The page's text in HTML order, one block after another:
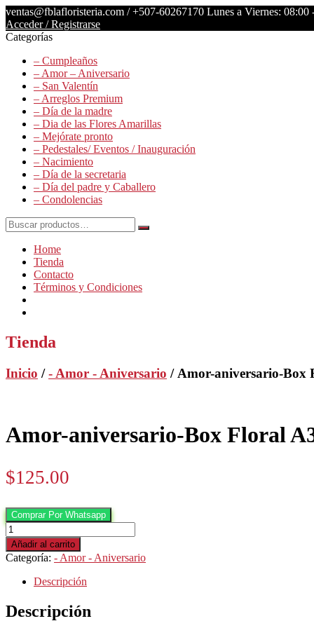
Saltar
contenido
ventas@fblafloristeria.com /+507-60267170 Lunes a Viernes: 08:00
Acceder / Registrarse
Floristería
Floristería
Lider
Categorías
– Cumpleaños
– Amor – Aniversario
– San Valentín
– Arreglos Premium
– Día de la madre
– Dia de las Flores Amarillas
– Mejórate pronto
– Pedestales/ Eventos / Inauguración
– Nacimiento
– Día de la secretaria
– Día del padre y Caballero
– Condolencias
Buscar
por:
Home
Tienda
Contacto
Términos y Condiciones
Tienda
Inicio /- Amor - Aniversario / Amor-aniversario-Box
Amor-aniversario-Box Floral
$125.00
Comprar Por Whatsapp
Amor-
aniversario-
Box
Floral
cantidad
Añadir al carrito
Categoría: - Amor - Aniversario
Descripción
Descripción